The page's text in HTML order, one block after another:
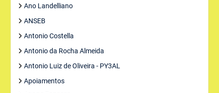
Ano Landelliano
ANSEB
Antonio Costella
Antonio da Rocha Almeida
Antonio Luiz de Oliveira - PY3AL
Apoiamentos